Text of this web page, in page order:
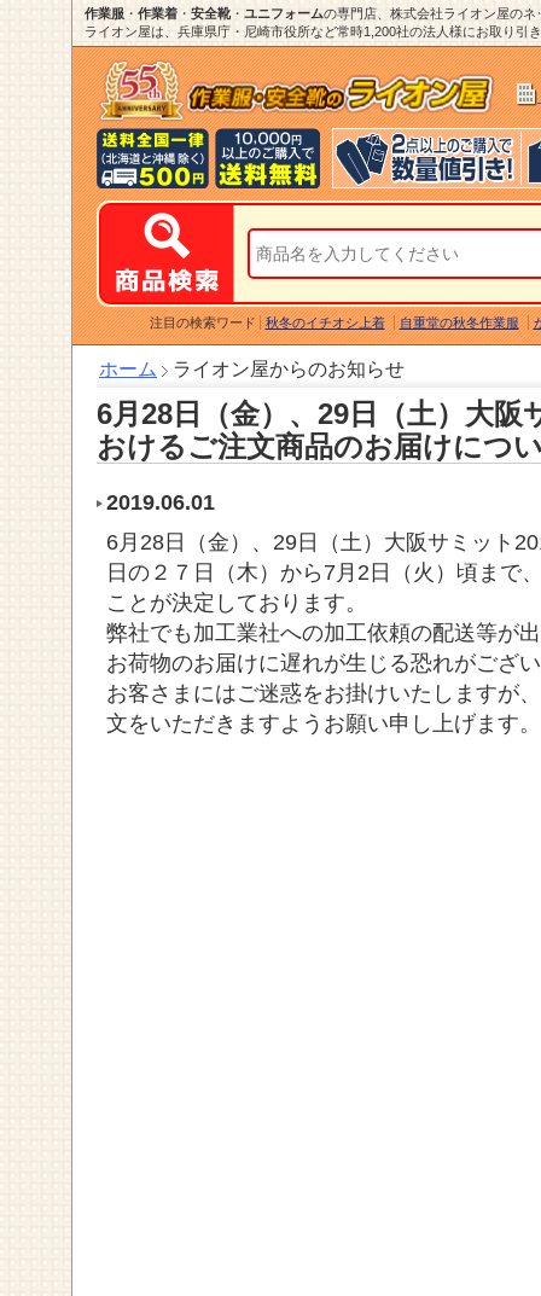
作業服 ・ 作業着 ・ 安全靴・ ユニフォームの専門店、株式会社ライオン屋の
ライオン屋は、兵庫県庁・尼崎市役所など常時1,200社の法人様にお取り
注目の検索ワード 秋冬のイチオシ上着 自重堂の秋冬作業服
ホーム ライオン屋からのお知らせ
6月28日（金）、29日（土）大阪
おけるご注文商品のお届けにつ
2019.06.01
6月28日（金）、29日（土）大阪サミット
日の２７日（木）から7月2日（火）頃まで
ことが決定しております。
弊社でも加工業社への加工依頼の配送等が
お荷物のお届けに遅れが生じる恐れがござ
お客さまにはご迷惑をお掛けいたしますが
文をいただきますようお願い申し上げます。